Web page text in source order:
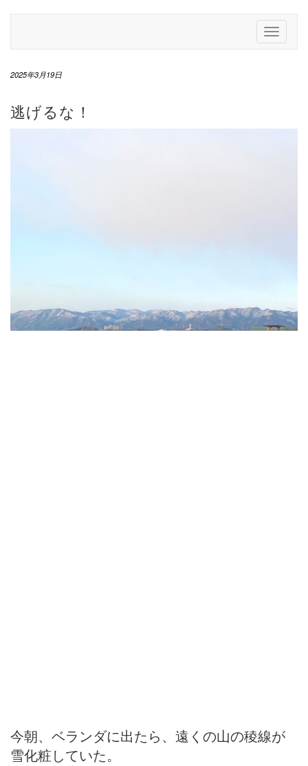
Toggle
2025年3月19日
逃げるな！
今朝、ベランダに出たら、遠くの山の稜線が
雪化粧していた。